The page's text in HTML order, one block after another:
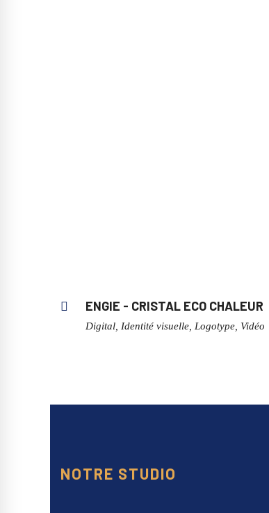
ENGIE - CRISTAL ECO CHALEUR
Digital, Identité visuelle, Logotype, Vidéo
NOTRE STUDIO